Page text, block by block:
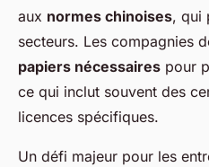
aux normes chinoises, qui
secteurs. Les compagnies
papiers nécessaires pour
ce qui inclut souvent des
licences spécifiques.
Un défi majeur pour les